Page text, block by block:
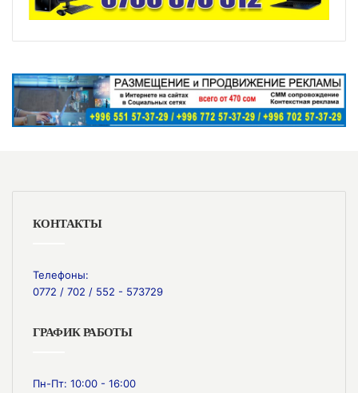
КОНТАКТЫ
Телефоны:
0772 / 702 / 552 - 573729
ГРАФИК РАБОТЫ
Пн-Пт: 10:00 - 16:00